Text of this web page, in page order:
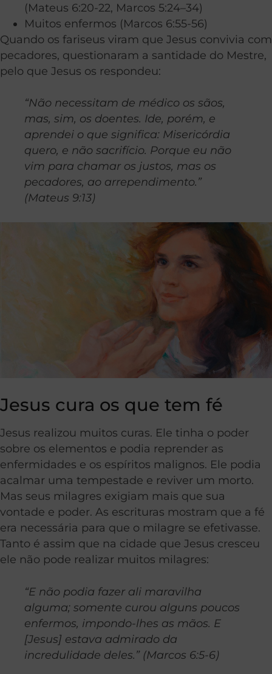
(Mateus 6:20-22, Marcos 5:24–34)
Muitos enfermos (Marcos 6:55-56)
Quando os fariseus viram que Jesus convivia com
pecadores, questionaram a santidade do Mestre,
pelo que Jesus os respondeu:
“Não necessitam de médico os sãos,
mas, sim, os doentes. Ide, porém, e
aprendei o que significa: Misericórdia
quero, e não sacrifício. Porque eu não
vim para chamar os justos, mas os
pecadores, ao arrependimento.”
(Mateus 9:13)
Jesus cura os que tem fé
Jesus realizou muitos curas. Ele tinha o poder
sobre os elementos e podia reprender as
enfermidades e os espíritos malignos. Ele podia
acalmar uma tempestade e reviver um morto.
Mas seus milagres exigiam mais que sua
vontade e poder. As escrituras mostram que a fé
era necessária para que o milagre se efetivasse.
Tanto é assim que na cidade que Jesus cresceu
ele não pode realizar muitos milagres:
“E não podia fazer ali maravilha
alguma; somente curou alguns poucos
enfermos, impondo-lhes as mãos. E
[Jesus] estava admirado da
incredulidade deles.” (Marcos 6:5-6)